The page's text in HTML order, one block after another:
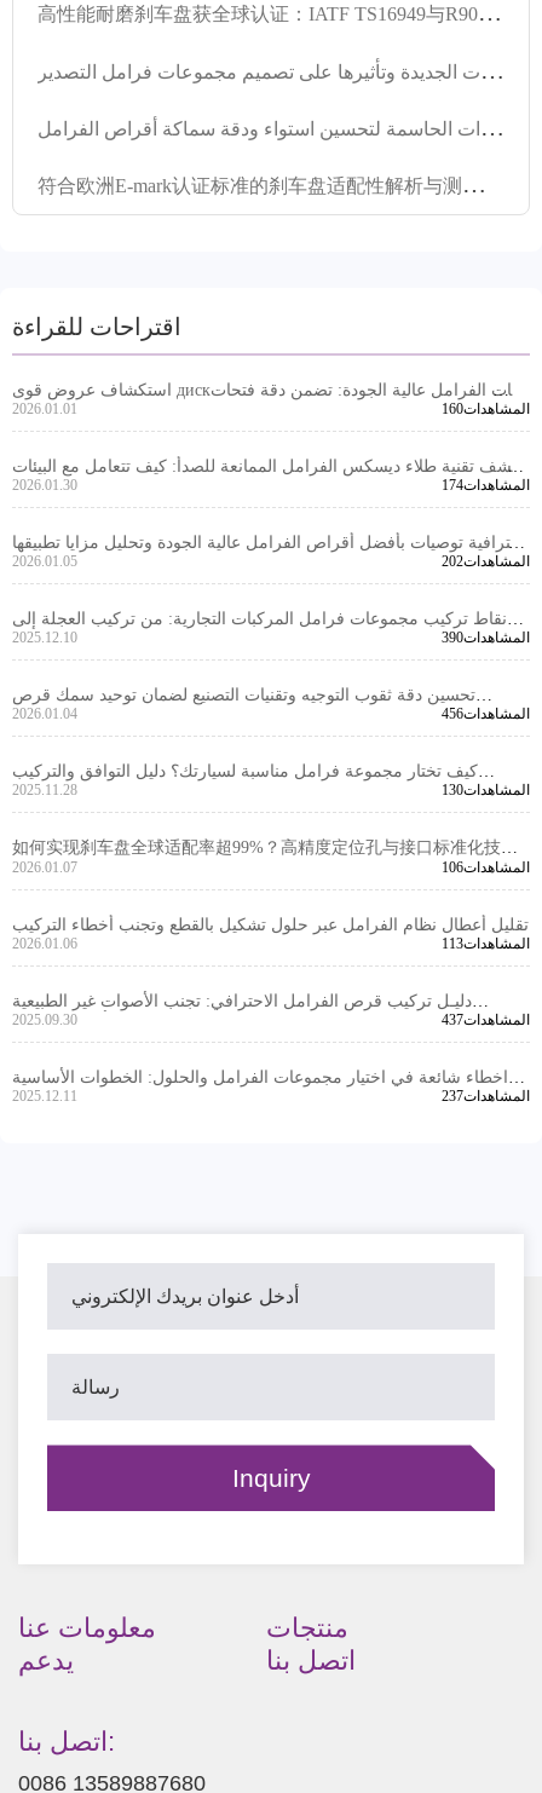
高
性能耐磨刹车盘获全球认证：IATF TS16949与R90 E-mark深度解析
ا
تجاهات تطوير أنظمة فرامل المركبات الجديدة وتأثيرها على تصميم مجموعات فرامل التصدير
ت
حليل تقنيات الخراطة الفعالة: الخطوات الحاسمة لتحسين استواء ودقة سماكة أقراص الفرامل
符
合欧洲E-mark认证标准的刹车盘适配性解析与测试流程指南
اقتراحات للقراءة
استكشاف عروض قوى дискيات الفرامل عالية الجودة: تضمن دقة فتحات
التثبيت و جودة القطع، و زيادة القدرة التنافسية في الأسواق الخارجية
2026.01.01 160المشاهدات
كشف تقنية طلاء ديسكس الفرامل الممانعة للصدأ: كيف تتعامل مع البيئات
الرطبة والقصية العالية؟
2026.01.30 174المشاهدات
إحترافية توصيات بأفضل أقراص الفرامل عالية الجودة وتحليل مزايا تطبيقها
في الأسواق الدولية
2026.01.05 202المشاهدات
نقاط تركيب مجموعات فرامل المركبات التجارية: من تركيب العجلة إلى
تنسيق موقع الكاليبر
2025.12.10 390المشاهدات
تحسين دقة ثقوب التوجيه وتقنيات التصنيع لضمان توحيد سمك قرص
الفرامل في الشاحنات
2026.01.04 456المشاهدات
كيف تختار مجموعة فرامل مناسبة لسيارتك؟ دليل التوافق والتركيب
العملي بالتفصيل
2025.11.28 130المشاهدات
如何实现刹车盘全球适配率超99%？高精度定位孔与接口标准化技术
解析
2026.01.07 106المشاهدات
تقليل أعطال نظام الفرامل عبر حلول تشكيل بالقطع وتجنب أخطاء التركيب
2026.01.06 113المشاهدات
دليـل تركيب قرص الفرامل الاحترافي: تجنب الأصوات غير الطبيعية
والاهتزازات بخطوات دقيقة وأدوات موثوقة
2025.09.30 437المشاهدات
اخطاء شائعة في اختيار مجموعات الفرامل والحلول: الخطوات الأساسية
لتقليل المشاكل بعد البيع
2025.12.11 237المشاهدات
معلومات عنا
منتجات
يدعم
اتصل بنا
اتصل بنا:
0086 13589887680